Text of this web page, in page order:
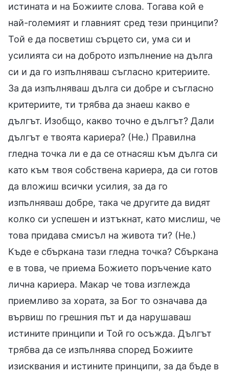
истината и на Божиите слова. Тогава кой е
най-големият и главният сред тези принципи?
Той е да посветиш сърцето си, ума си и
усилията си на доброто изпълнение на дълга
си и да го изпълняваш съгласно критериите.
За да изпълняваш дълга си добре и съгласно
критериите, ти трябва да знаеш какво е
дългът. Изобщо, какво точно е дългът? Дали
дългът е твоята кариера? (Не.) Правилна
гледна точка ли е да се отнасяш към дълга си
като към твоя собствена кариера, да си готов
да вложиш всички усилия, за да го
изпълняваш добре, така че другите да видят
колко си успешен и изтъкнат, като мислиш, че
това придава смисъл на живота ти? (Не.)
Къде е сбъркана тази гледна точка? Сбъркана
е в това, че приема Божието поръчение като
лична кариера. Макар че това изглежда
приемливо за хората, за Бог то означава да
вървиш по грешния път и да нарушаваш
истините принципи и Той го осъжда. Дългът
трябва да се изпълнява според Божиите
изисквания и истините принципи, за да бъде в